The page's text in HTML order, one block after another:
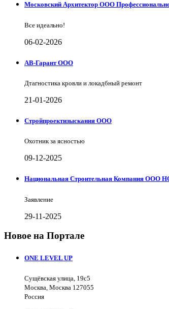
Московский Архитектор ООО
Все идеально!
06-02-2026
АВ-Гарант ООО
Дтагностика кровли и локадбный ремонт
21-01-2026
Стройпроектизыскания ООО
Охотник за ясностью
09-12-2025
Национальная Строительная Компания ООО
Заявление
29-11-2025
Новое на Портале
ONE LEVEL UP
Сущёвская улица, 19с5
Москва, Москва 127055
Россия